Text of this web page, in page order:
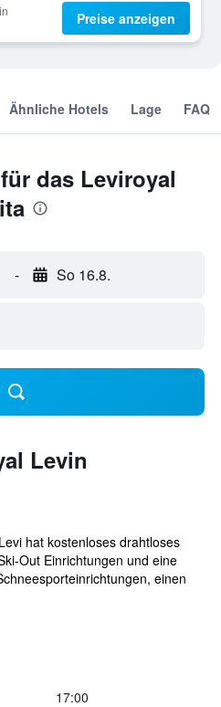
Preise anzeigen
Ähnliche Hotels Lage FAQ
das Leviroyal
- So 16.8.
Levin
hat kostenloses drahtloses
Out Einrichtungen und eine
einen
17:00